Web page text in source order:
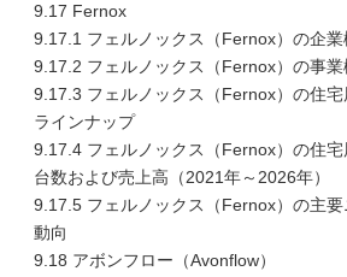
9.17 Fernox
9.17.1 フェルノックス（Fernox）の企業
9.17.2 フェルノックス（Fernox）の事業
9.17.3 フェルノックス（Fernox）の住
ラインナップ
9.17.4 フェルノックス（Fernox）の住
台数および売上高（2021年～2026年）
9.17.5 フェルノックス（Fernox）の主
動向
9.18 アボンフロー（Avonflow）